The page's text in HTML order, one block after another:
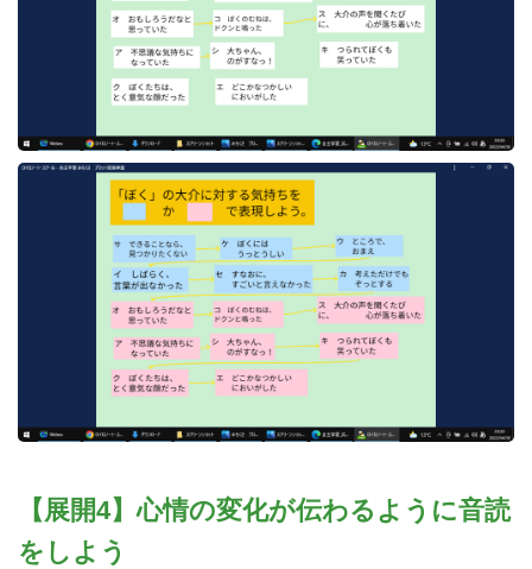
【展開4】心情の変化が伝わるように音読
をしよう